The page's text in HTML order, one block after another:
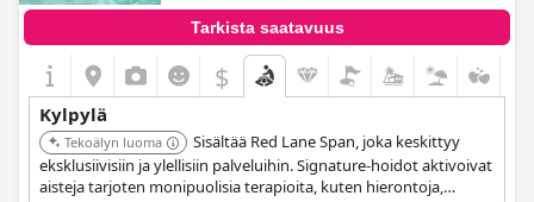
Tarkista saatavuus
$
Kylpylä
Tekoälyn luoma
Sisältää Red Lane Span, joka keskittyy
eksklusiivisiin ja ylellisiin palveluihin. Signature-hoidot aktivoivat
aisteja tarjoten monipuolisia terapioita, kuten hierontoja,